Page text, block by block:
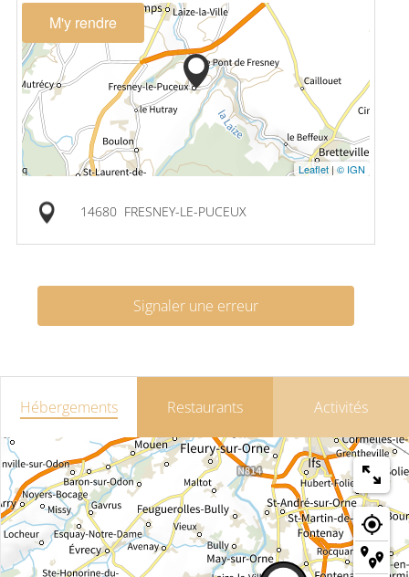
M'y rendre
Leaflet | © IGN
14680 FRESNEY-LE-PUCEUX
Signaler une erreur
Hébergements Restaurants Activités